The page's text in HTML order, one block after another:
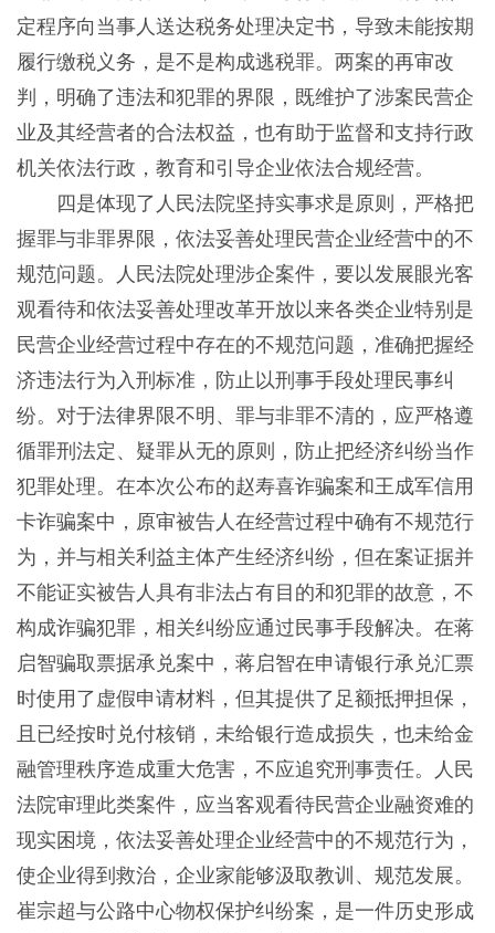
定程序向当事人送达税务处理决定书，导致未能按期
履行缴税义务，是不是构成逃税罪。两案的再审改
判，明确了违法和犯罪的界限，既维护了涉案民营企
业及其经营者的合法权益，也有助于监督和支持行政
机关依法行政，教育和引导企业依法合规经营。
四是体现了人民法院坚持实事求是原则，严格把
握罪与非罪界限，依法妥善处理民营企业经营中的不
规范问题。人民法院处理涉企案件，要以发展眼光客
观看待和依法妥善处理改革开放以来各类企业特别是
民营企业经营过程中存在的不规范问题，准确把握经
济违法行为入刑标准，防止以刑事手段处理民事纠
纷。对于法律界限不明、罪与非罪不清的，应严格遵
循罪刑法定、疑罪从无的原则，防止把经济纠纷当作
犯罪处理。在本次公布的赵寿喜诈骗案和王成军信用
卡诈骗案中，原审被告人在经营过程中确有不规范行
为，并与相关利益主体产生经济纠纷，但在案证据并
不能证实被告人具有非法占有目的和犯罪的故意，不
构成诈骗犯罪，相关纠纷应通过民事手段解决。在蒋
启智骗取票据承兑案中，蒋启智在申请银行承兑汇票
时使用了虚假申请材料，但其提供了足额抵押担保，
且已经按时兑付核销，未给银行造成损失，也未给金
融管理秩序造成重大危害，不应追究刑事责任。人民
法院审理此类案件，应当客观看待民营企业融资难的
现实困境，依法妥善处理企业经营中的不规范行为，
使企业得到救治，企业家能够汲取教训、规范发展。
崔宗超与公路中心物权保护纠纷案，是一件历史形成